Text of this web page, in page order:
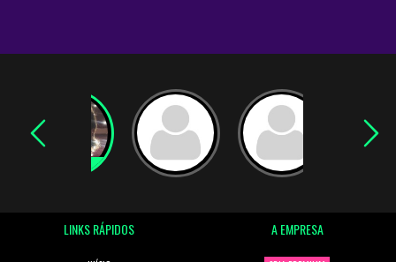
LINKS RÁPIDOS A EMPRESA